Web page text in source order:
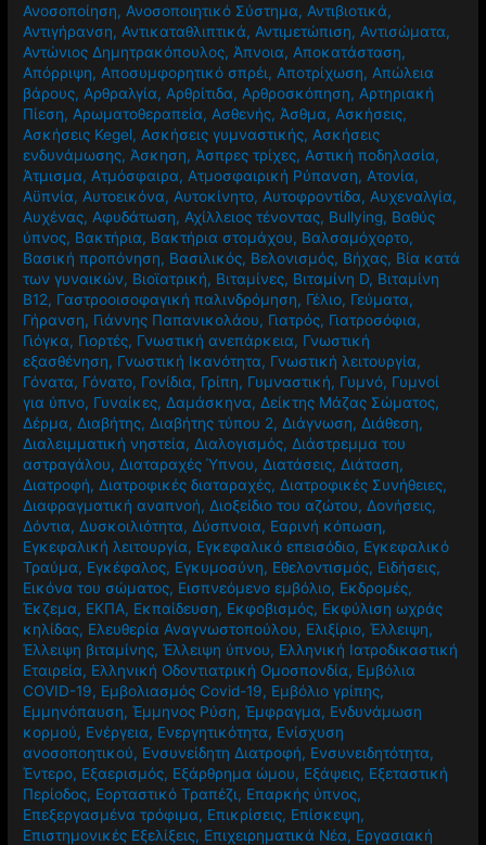
Ανοσοποίηση, Ανοσοποιητικό Σύστημα, Αντιβιοτικά,
Αντιγήρανση, Αντικαταθλιπτικά, Αντιμετώπιση, Αντισώματα,
Αντώνιος Δημητρακόπουλος, Άπνοια, Αποκατάσταση,
Απόρριψη, Αποσυμφορητικό σπρέι, Αποτρίχωση, Απώλεια
βάρους, Αρθραλγία, Αρθρίτιδα, Αρθροσκόπηση, Αρτηριακή
Πίεση, Αρωματοθεραπεία, Ασθενής, Άσθμα, Ασκήσεις,
Ασκήσεις Kegel, Ασκήσεις γυμναστικής, Ασκήσεις
ενδυνάμωσης, Άσκηση, Άσπρες τρίχες, Αστική ποδηλασία,
Άτμισμα, Ατμόσφαιρα, Ατμοσφαιρική Ρύπανση, Ατονία,
Αϋπνία, Αυτοεικόνα, Αυτοκίνητο, Αυτοφροντίδα, Αυχεναλγία,
Αυχένας, Αφυδάτωση, Αχίλλειος τένοντας, Βullying, Βαθύς
ύπνος, Βακτήρια, Βακτήρια στομάχου, Βαλσαμόχορτο,
Βασική προπόνηση, Βασιλικός, Βελονισμός, Βήχας, Βία κατά
των γυναικών, Βιοϊατρική, Βιταμίνες, Βιταμίνη D, Βιταμίνη
Β12, Γαστροοισοφαγική παλινδρόμηση, Γέλιο, Γεύματα,
Γήρανση, Γιάννης Παπανικολάου, Γιατρός, Γιατροσόφια,
Γιόγκα, Γιορτές, Γνωστική ανεπάρκεια, Γνωστική
εξασθένηση, Γνωστική Ικανότητα, Γνωστική λειτουργία,
Γόνατα, Γόνατο, Γονίδια, Γρίπη, Γυμναστική, Γυμνό, Γυμνοί
για ύπνο, Γυναίκες, Δαμάσκηνα, Δείκτης Μάζας Σώματος,
Δέρμα, Διαβήτης, Διαβήτης τύπου 2, Διάγνωση, Διάθεση,
Διαλειμματική νηστεία, Διαλογισμός, Διάστρεμμα του
αστραγάλου, Διαταραχές Ύπνου, Διατάσεις, Διάταση,
Διατροφή, Διατροφικές διαταραχές, Διατροφικές Συνήθειες,
Διαφραγματική αναπνοή, Διοξείδιο του αζώτου, Δονήσεις,
Δόντια, Δυσκοιλιότητα, Δύσπνοια, Εαρινή κόπωση,
Εγκεφαλική λειτουργία, Εγκεφαλικό επεισόδιο, Εγκεφαλικό
Τραύμα, Εγκέφαλος, Εγκυμοσύνη, Εθελοντισμός, Ειδήσεις,
Εικόνα του σώματος, Εισπνεόμενο εμβόλιο, Εκδρομές,
Έκζεμα, ΕΚΠΑ, Εκπαίδευση, Εκφοβισμός, Εκφύλιση ωχράς
κηλίδας, Ελευθερία Αναγνωστοπούλου, Ελιξίριο,Έλλειψη,
Έλλειψη βιταμίνης,Έλλειψη ύπνου, Ελληνική Ιατροδικαστική
Εταιρεία, Ελληνική Οδοντιατρική Ομοσπονδία, Εμβόλια
COVID-19, Εμβολιασμός Covid-19, Εμβόλιο γρίπης,
Εμμηνόπαυση,Έμμηνος Ρύση,Έμφραγμα, Ενδυνάμωση
κορμού, Ενέργεια, Ενεργητικότητα, Ενίσχυση
ανοσοποητικού, Ενσυνείδητη Διατροφή, Ενσυνειδητότητα,
Έντερο, Εξαερισμός, Εξάρθρημα ώμου, Εξάψεις, Εξεταστική
Περίοδος, Εορταστικό Τραπέζι, Επαρκής ύπνος,
Επεξεργασμένα τρόφιμα, Επικρίσεις, Επίσκεψη,
Επιστημονικές Εξελίξεις, Επιχειρηματικά Νέα, Εργασιακή